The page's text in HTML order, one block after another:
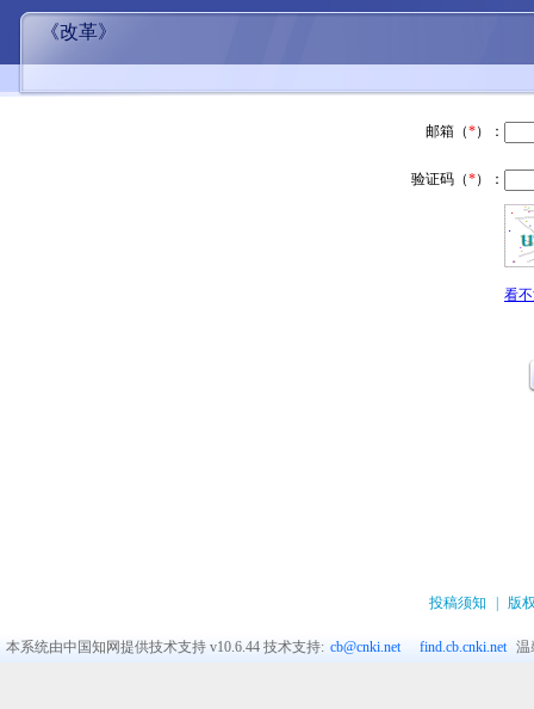
《改革》
邮箱（*）：
验证码（*）：
看
投稿须知 版
本系统由中国知网提供技术支持 v10.6.44技术支持: cb@cnki.net find.cb.cnki.net 温